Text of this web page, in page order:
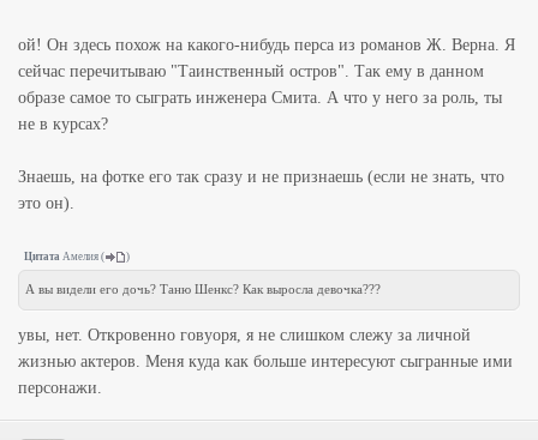
ой! Он здесь похож на какого-нибудь перса из романов Ж. Верна. Я
сейчас перечитываю "Таинственный остров". Так ему в данном
образе самое то сыграть инженера Смита. А что у него за роль, ты
не в курсах?
Знаешь, на фотке его так сразу и не признаешь (если не знать, что
это он).
Цитата Амелия ( )
А вы видели его дочь? Таню Шенкс? Как выросла девочка???
увы, нет. Откровенно говуоря, я не слишком слежу за личной
жизнью актеров. Меня куда как больше интересуют сыгранные ими
персонажи.